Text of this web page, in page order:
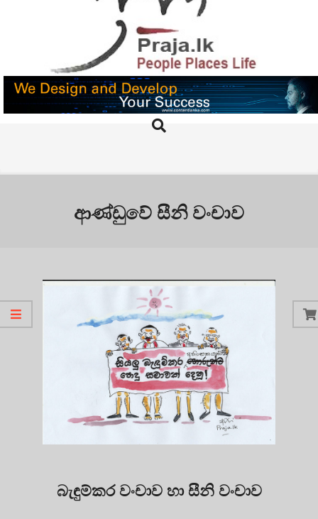
PRAJA.LK
Search
ආණ්ඩුවේ සීනි වංචාව
බැඳුම්කර වංචාව හා සීනි වංචාව